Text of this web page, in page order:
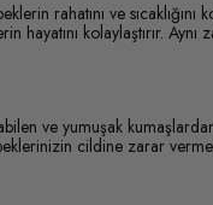
rahatını ve
hayatını kolaylaştırır.
ve yumuşak
cildine zarar